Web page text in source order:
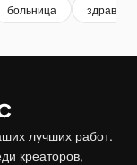
больница
лучших работ.
креаторов,